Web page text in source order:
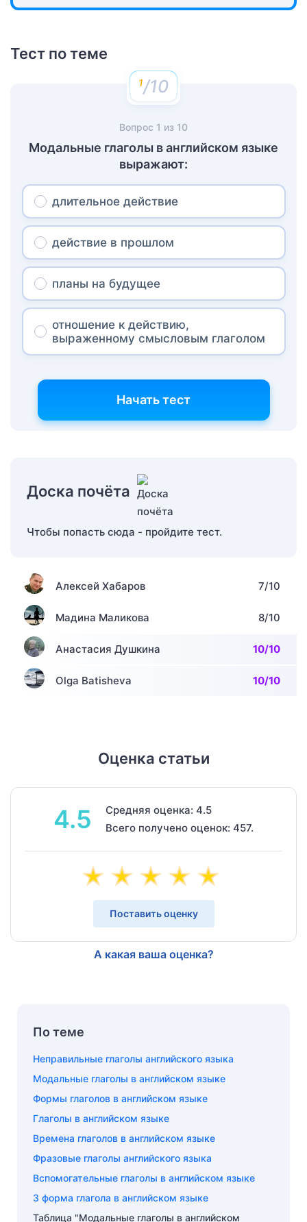
Тест по теме
/10
Вопрос 1 из 10
Модальные глаголы в английском языке
выражают:
длительное действие
действие в прошлом
планы на будущее
отношение к действию,
выраженному смысловым глаголом
Начать тест
Доска почёта
Чтобы попасть сюда - пройдите тест.
Алексей Хабаров 7/10
Мадина Маликова 8/10
Анастасия Душкина 10/10
Olga Batisheva 10/10
Оценка статьи
4.5
Средняя оценка: 4.5
Всего получено оценок: 457.
Поставить оценку
А какая ваша оценка?
По теме
Неправильные глаголы английского языка
Модальные глаголы в английском языке
Формы глаголов в английском языке
Глаголы в английском языке
Времена глаголов в английском языке
Фразовые глаголы английского языка
Вспомогательные глаголы в английском языке
3 форма глагола в английском языке
Таблица "Модальные глаголы в английском